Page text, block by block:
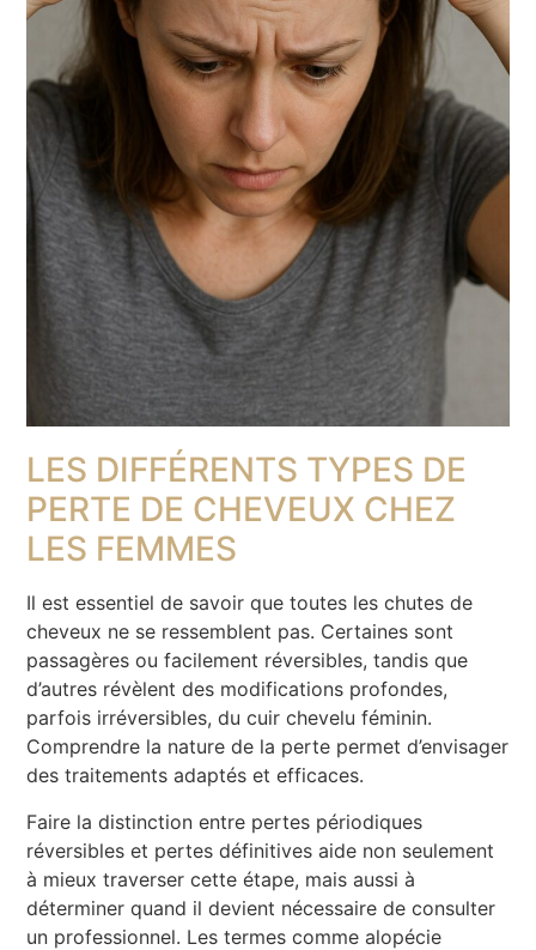
LES DIFFÉRENTS TYPES DE
PERTE DE CHEVEUX CHEZ
LES FEMMES
Il est essentiel de savoir que toutes les chutes de
cheveux ne se ressemblent pas. Certaines sont
passagères ou facilement réversibles, tandis que
d’autres révèlent des modifications profondes,
parfois irréversibles, du cuir chevelu féminin.
Comprendre la nature de la perte permet d’envisager
des traitements adaptés et efficaces.
Faire la distinction entre pertes périodiques
réversibles et pertes définitives aide non seulement
à mieux traverser cette étape, mais aussi à
déterminer quand il devient nécessaire de consulter
un professionnel. Les termes comme alopécie